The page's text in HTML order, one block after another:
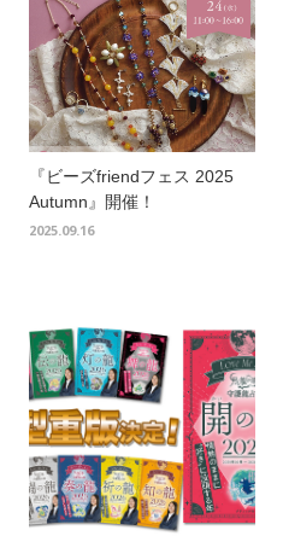
『ビーズfriendフェス 2025
Autumn』開催！
2025.09.16